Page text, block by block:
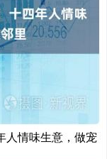
人情味生意，做宠